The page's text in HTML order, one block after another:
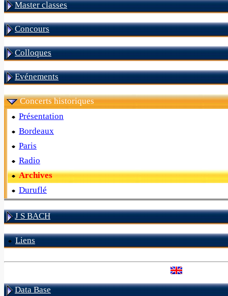
Master classes
Concours
Colloques
Evénements
Concerts historiques
Présentation
Bordeaux
Paris
Radio
Archives
Duruflé
J S BACH
Liens
Data Base